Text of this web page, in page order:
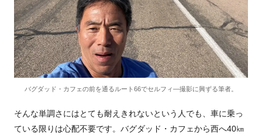
バグダッド・カフェの前を通るルート66でセルフィ―撮影に興ずる筆者。
そんな単調さにはとても耐えきれないという人でも、車に乗っ
ている限りは心配不要です。バグダッド・カフェから西へ40㎞